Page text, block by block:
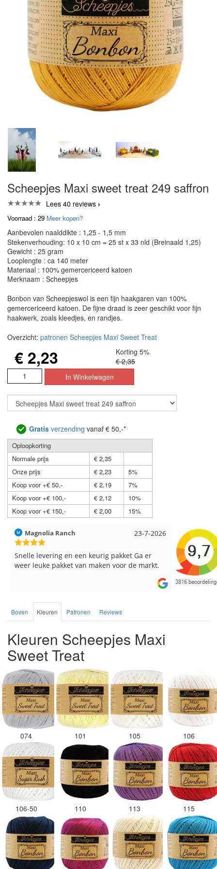
Scheepjes Maxi sweet treat 249 saffron
Lees 40 reviews
Voorraad : 29 Meer kopen?
Aanbevolen naalddikte : 1,25 - 1,5 mm
Stekenverhouding: 10 x 10 cm = 25 st x 33 nld (Breinaald 1,25)
Gewicht : 25 gram
Looplengte : ca 140 meter
Materiaal : 100% gemercericeerd katoen
Merknaam : Scheepjes
Bonbon van Scheepjeswol is een fijn haakgaren van 100%
gemercericeerd katoen. De fijne draad is zeer geschikt voor fijn
haakwerk, zoals kleedjes, en randjes.
Overzicht: patronen Scheepjes Maxi Sweet Treat
€ 2,23
Korting 5%
€ 2,35
Gratis verzending vanaf € 50,-*
Oploopkorting
Normale prijs
€ 2,35
Onze prijs
€ 2,23
5%
Koop voor +€ 50,-
€ 2,19
7%
Koop voor +€ 100,-
€ 2,12
10%
Koop voor +€ 150,-
€ 2,00 15%
17-7-2026
Hilde uit Loyers
Reeds meerdere keren breigaren en
breinaalden besteld, altijd heel tevreden over
Loes uit
Snelle
Boven Kleuren Patronen Reviews
Kleuren Scheepjes Maxi
Sweet Treat
074 101 105 106
106-50 110 113 115